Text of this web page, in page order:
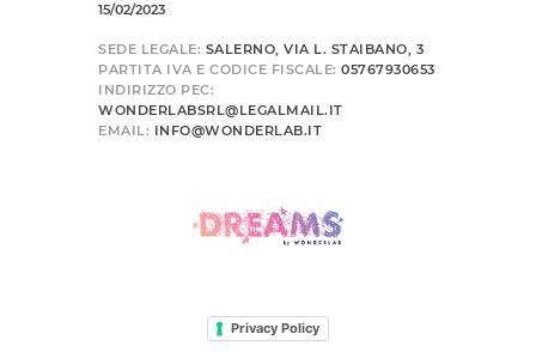
15/02/2023
SEDE LEGALE: SALERNO, VIA L. STAIBANO, 3
PARTITA IVA E CODICE FISCALE:05767930653
INDIRIZZO PEC:
WONDERLABSRL@LEGALMAIL.IT
EMAIL: INFO@WONDERLAB.IT
Privacy Policy